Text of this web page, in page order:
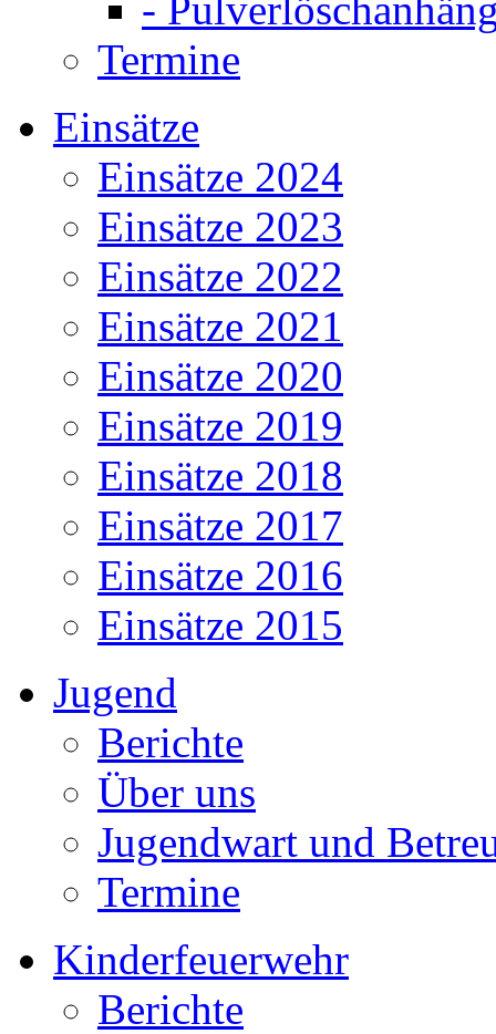
Termine
Einsätze
Einsätze 2024
Einsätze 2023
Einsätze 2022
Einsätze 2021
Einsätze 2020
Einsätze 2019
Einsätze 2018
Einsätze 2017
Einsätze 2016
Einsätze 2015
Jugend
Berichte
Über uns
Jugendwart und
Termine
Kinderfeuerwehr
Berichte